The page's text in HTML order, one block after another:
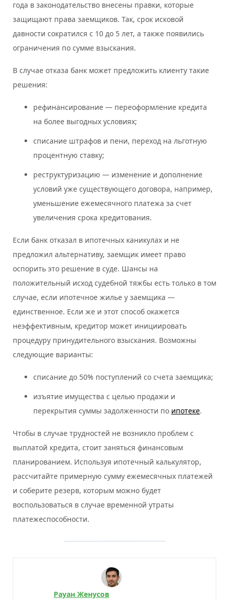
года в законодательство внесены правки, которые
защищают права заемщиков. Так, срок исковой
давности сократился с 10 до 5 лет, а также появились
ограничения по сумме взыскания.
В случае отказа банк может предложить клиенту такие
решения:
рефинансирование — переоформление кредита
на более выгодных условиях;
списание штрафов и пени, переход на льготную
процентную ставку;
реструктуризацию — изменение и дополнение
условий уже существующего договора, например,
уменьшение ежемесячного платежа за счет
увеличения срока кредитования.
Если банк отказал в ипотечных каникулах и не
предложил альтернативу, заемщик имеет право
оспорить это решение в суде. Шансы на
положительный исход судебной тяжбы есть только в том
случае, если ипотечное жилье у заемщика —
единственное. Если же и этот способ окажется
неэффективным, кредитор может инициировать
процедуру принудительного взыскания. Возможны
следующие варианты:
списание до 50% поступлений со счета заемщика;
изъятие имущества с целью продажи и
перекрытия суммы задолженности по ипотеке.
Чтобы в случае трудностей не возникло проблем с
выплатой кредита, стоит заняться финансовым
планированием. Используя ипотечный калькулятор,
рассчитайте примерную сумму ежемесячных платежей
и соберите резерв, которым можно будет
воспользоваться в случае временной утраты
платежеспособности.
Рауан Женусов